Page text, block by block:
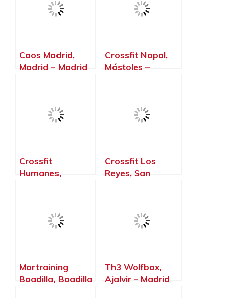
Caos Madrid,
Madrid – Madrid
Crossfit Nopal,
Móstoles –
Crossfit
Humanes,
Crossfit Los
Reyes, San
Mortraining
Boadilla, Boadilla
Th3 Wolfbox,
Ajalvir – Madrid